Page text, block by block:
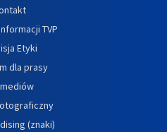
TVP
Etyki
dla prasy
(znaki)